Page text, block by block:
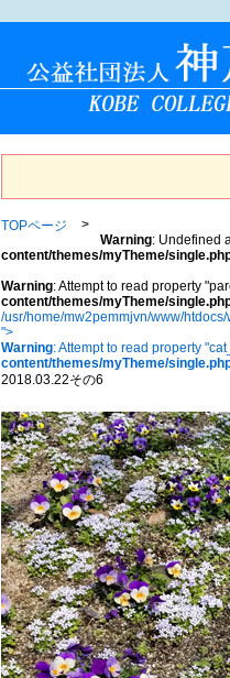
TOPページ
Warning: Undefined
content/themes/myTheme/
Warning: Attempt to read property
content/themes/myTheme/
/usr/home/mw2pemmjvn/www/
">
Warning: Attempt to read property
content/themes/myTheme/
2018.03.22その6